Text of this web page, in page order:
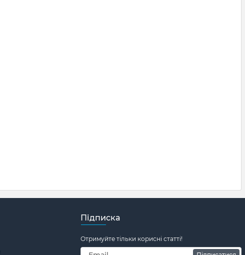
Підписка
Отримуйте тільки корисні статті!